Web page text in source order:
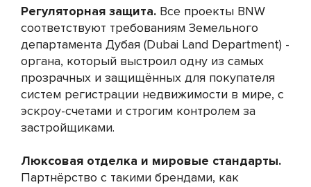
Регуляторная защита. Все проекты BNW
соответствуют требованиям Земельного
департамента Дубая (Dubai Land Department) -
органа, который выстроил одну из самых
прозрачных и защищённых для покупателя
систем регистрации недвижимости в мире, с
эскроу-счетами и строгим контролем за
застройщиками.
Люксовая отделка и мировые стандарты.
Партнёрство с такими брендами, как